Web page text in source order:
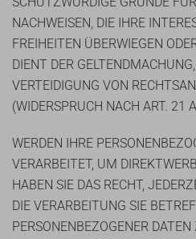
NACHWEISEN, DIE IHRE
FREIHEITEN ÜBERWIEGEN
DIENT DER
VERTEIDIGUNG VON
(WIDERSPRUCH NACH ART. 21
WERDEN IHRE
VERARBEITET, UM
HABEN SIE DAS RECHT,
DIE VERARBEITUNG SIE
PERSONENBEZOGENER